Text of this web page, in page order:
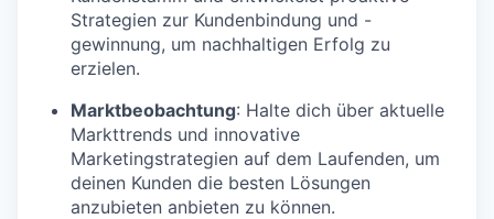
Strategien zur Kundenbindung und -
gewinnung, um nachhaltigen Erfolg zu
erzielen.
Marktbeobachtung: Halte dich über aktuelle
Markttrends und innovative
Marketingstrategien auf dem Laufenden, um
deinen Kunden die besten Lösungen
anzubieten anbieten zu können.